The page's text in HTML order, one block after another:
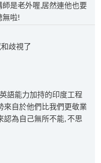
是老外喔,居然連他也要
無啦!
歧視了
語能力加持的印度工程
來自於他們比我們更敬業
認為自己無所不能, 不思